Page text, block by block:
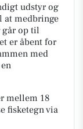
udstyr og
at medbringe
går op til
er åbent for
med
mellem 18
fisketegn via